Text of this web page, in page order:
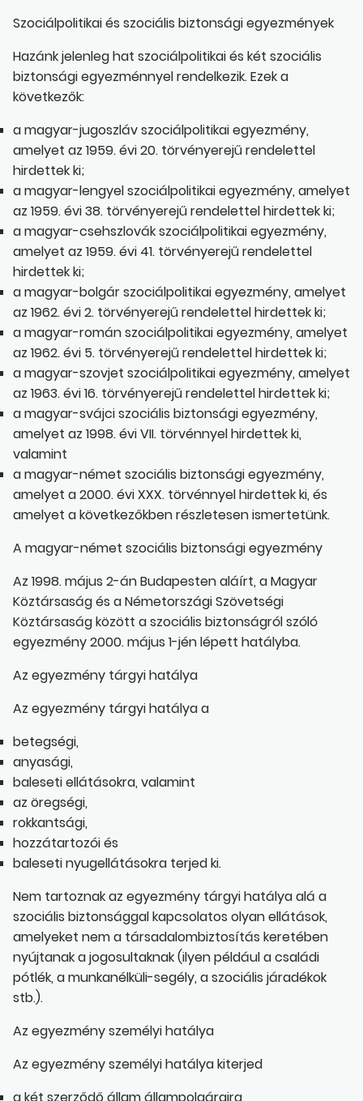
Szociálpolitikai és szociális biztonsági egyezmények
Hazánk jelenleg hat szociálpolitikai és két szociális
biztonsági egyezménnyel rendelkezik. Ezek a
következők:
a magyar-jugoszláv szociálpolitikai egyezmény,
amelyet az 1959. évi 20. törvényerejű rendelettel
hirdettek ki;
a magyar-lengyel szociálpolitikai egyezmény, amelyet
az 1959. évi 38. törvényerejű rendelettel hirdettek ki;
a magyar-csehszlovák szociálpolitikai egyezmény,
amelyet az 1959. évi 41. törvényerejű rendelettel
hirdettek ki;
a magyar-bolgár szociálpolitikai egyezmény, amelyet
az 1962. évi 2. törvényerejű rendelettel hirdettek ki;
a magyar-román szociálpolitikai egyezmény, amelyet
az 1962. évi 5. törvényerejű rendelettel hirdettek ki;
a magyar-szovjet szociálpolitikai egyezmény, amelyet
az 1963. évi 16. törvényerejű rendelettel hirdettek ki;
a magyar-svájci szociális biztonsági egyezmény,
amelyet az 1998. évi VII. törvénnyel hirdettek ki,
valamint
a magyar-német szociális biztonsági egyezmény,
amelyet a 2000. évi XXX. törvénnyel hirdettek ki, és
amelyet a következőkben részletesen ismertetünk.
A magyar-német szociális biztonsági egyezmény
Az 1998. május 2-án Budapesten aláírt, a Magyar
Köztársaság és a Németországi Szövetségi
Köztársaság között a szociális biztonságról szóló
egyezmény 2000. május 1-jén lépett hatályba.
Az egyezmény tárgyi hatálya
Az egyezmény tárgyi hatálya a
betegségi,
anyasági,
baleseti ellátásokra, valamint
az öregségi,
rokkantsági,
hozzátartozói és
baleseti nyugellátásokra terjed ki.
Nem tartoznak az egyezmény tárgyi hatálya alá a
szociális biztonsággal kapcsolatos olyan ellátások,
amelyeket nem a társadalombiztosítás keretében
nyújtanak a jogosultaknak (ilyen például a családi
pótlék, a munkanélküli-segély, a szociális járadékok
stb.).
Az egyezmény személyi hatálya
Az egyezmény személyi hatálya kiterjed
a két szerződő állam állampolgáraira,